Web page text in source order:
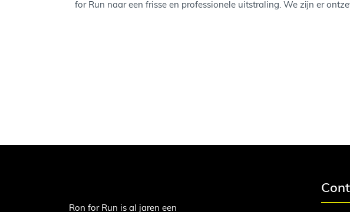
for Run naar een frisse en professionele uitstraling. We zijn er
Ron for Run is al jaren een